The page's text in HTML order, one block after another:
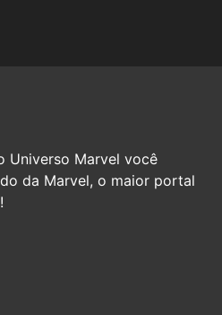
Universo Marvel você
da Marvel, o maior portal